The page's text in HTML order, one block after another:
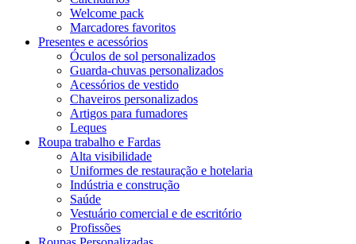
Welcome pack
Marcadores favoritos
Presentes e acessórios
Óculos de sol personalizados
Guarda-chuvas personalizados
Acessórios de vestido
Chaveiros personalizados
Artigos para fumadores
Leques
Roupa trabalho e Fardas
Alta visibilidade
Uniformes de restauração e hotelaria
Indústria e construção
Saúde
Vestuário comercial e de escritório
Profissões